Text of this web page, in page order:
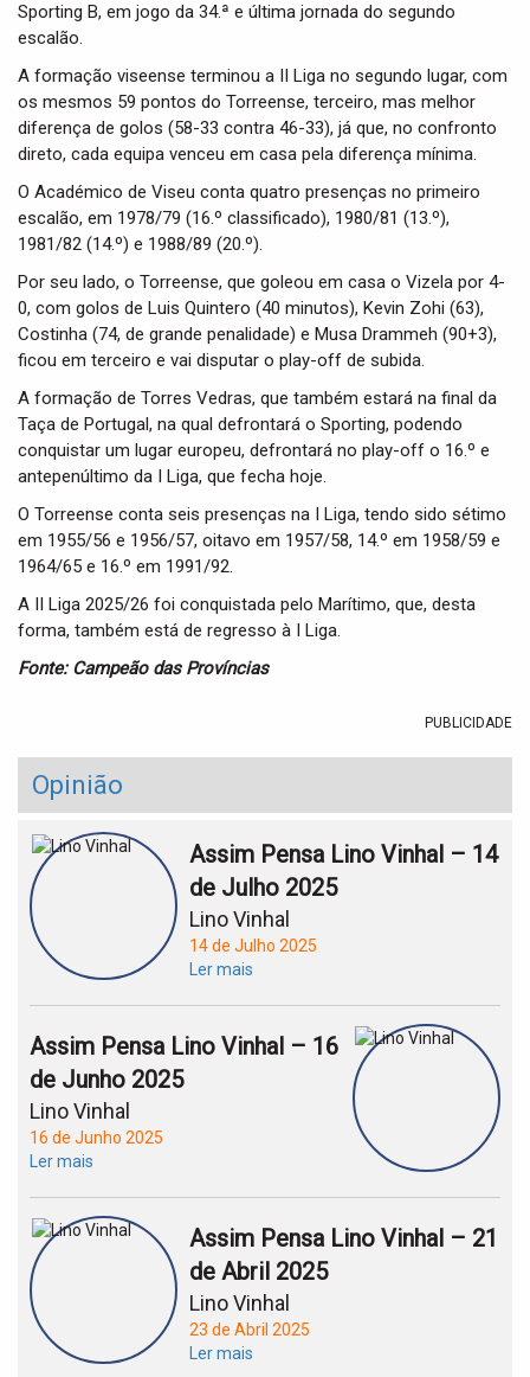
Sporting B, em jogo da 34.ª e última jornada do segundo
escalão.
A formação viseense terminou a II Liga no segundo lugar, com
os mesmos 59 pontos do Torreense, terceiro, mas melhor
diferença de golos (58-33 contra 46-33), já que, no confronto
direto, cada equipa venceu em casa pela diferença mínima.
O Académico de Viseu conta quatro presenças no primeiro
escalão, em 1978/79 (16.º classificado), 1980/81 (13.º),
1981/82 (14.º) e 1988/89 (20.º).
Por seu lado, o Torreense, que goleou em casa o Vizela por 4-
0, com golos de Luis Quintero (40 minutos), Kevin Zohi (63),
Costinha (74, de grande penalidade) e Musa Drammeh (90+3),
ficou em terceiro e vai disputar o play-off de subida.
A formação de Torres Vedras, que também estará na final da
Taça de Portugal, na qual defrontará o Sporting, podendo
conquistar um lugar europeu, defrontará no play-off o 16.º e
antepenúltimo da I Liga, que fecha hoje.
O Torreense conta seis presenças na I Liga, tendo sido sétimo
em 1955/56 e 1956/57, oitavo em 1957/58, 14.º em 1958/59 e
1964/65 e 16.º em 1991/92.
A II Liga 2025/26 foi conquistada pelo Marítimo, que, desta
forma, também está de regresso à I Liga.
Fonte: Campeão das Províncias
PUBLICIDADE
Opinião
Assim Pensa Lino Vinhal – 14
de Julho 2025
Lino Vinhal
14 de Julho 2025
Ler mais
Assim Pensa Lino Vinhal – 16
de Junho 2025
Lino Vinhal
16 de Junho 2025
Ler mais
Assim Pensa Lino Vinhal – 21
de Abril 2025
Lino Vinhal
23 de Abril 2025
Ler mais